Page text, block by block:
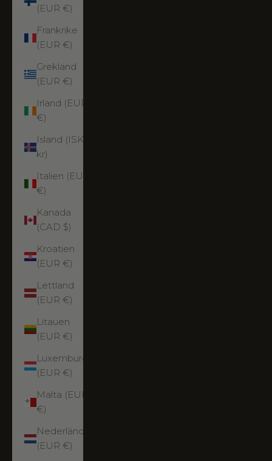
(EUR €)
Frankrike
(EUR €)
Grekland
(EUR €)
Irland (EUR
€)
Island (ISK
kr)
Italien (EUR
€)
Kanada
(CAD $)
Kroatien
(EUR €)
Lettland
(EUR €)
Litauen
(EUR €)
Luxemburg
(EUR €)
Malta (EUR
€)
Nederländerna
(EUR €)